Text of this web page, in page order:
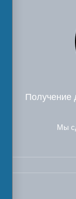
Получение
Мы